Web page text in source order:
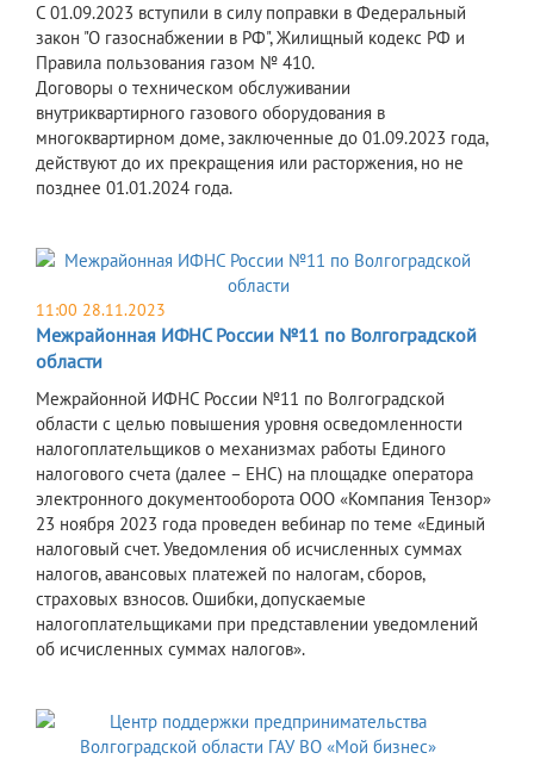
С 01.09.2023 вступили в силу поправки в Федеральный
закон "О газоснабжении в РФ", Жилищный кодекс РФ и
Правила пользования газом № 410.
Договоры о техническом обслуживании
внутриквартирного газового оборудования в
многоквартирном доме, заключенные до 01.09.2023 года,
действуют до их прекращения или расторжения, но не
позднее 01.01.2024 года.
11:00 28.11.2023
Межрайонная ИФНС России №11 по Волгоградской
области
Межрайонной ИФНС России №11 по Волгоградской
области с целью повышения уровня осведомленности
налогоплательщиков о механизмах работы Единого
налогового счета (далее – ЕНС) на площадке оператора
электронного документооборота ООО «Компания Тензор»
23 ноября 2023 года проведен вебинар по теме «Единый
налоговый счет. Уведомления об исчисленных суммах
налогов, авансовых платежей по налогам, сборов,
страховых взносов. Ошибки, допускаемые
налогоплательщиками при представлении уведомлений
об исчисленных суммах налогов».